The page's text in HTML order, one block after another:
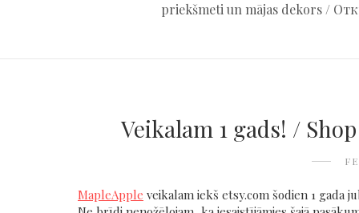
priekšmeti un mājas dekors /
Veikalam 1 gads! /
MapleApple veikalam iekš etsy.com šodien 1 gada